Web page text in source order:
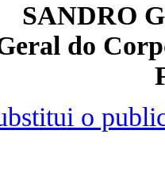
SANDRO
do
o